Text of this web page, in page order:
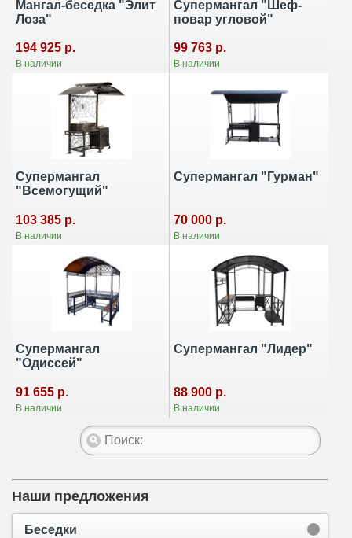
Мангал-беседка "Элит
Лоза"
194 925 р.
В наличии
Супермангал "Шеф-
повар угловой"
99 763 р.
В наличии
Супермангал
"Всемогущий"
103 385 р.
В наличии
Супермангал "Гурман"
70 000 р.
В наличии
Супермангал
"Одиссей"
91 655 р.
В наличии
Супермангал "Лидер"
88 900 р.
В наличии
Наши предложения
Беседки